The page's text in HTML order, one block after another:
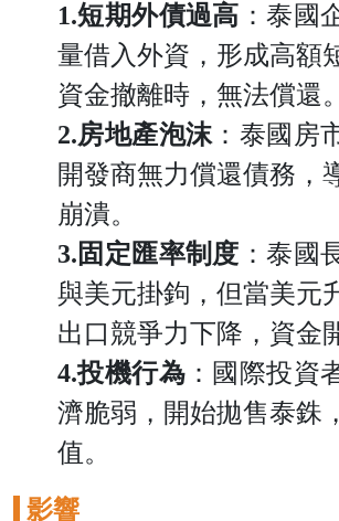
1.短期外債過高 ：泰國
量借入外資，形成高額
資金撤離時，無法償還。
2.房地產泡沫：泰國房
開發商無力償還債務，
崩潰。
3.固定匯率制度 ：泰國
與美元掛鉤，但當美元
出口競爭力下降，資金
4.投機行為 ：國際投資
濟脆弱，開始拋售泰銖
值。
影響